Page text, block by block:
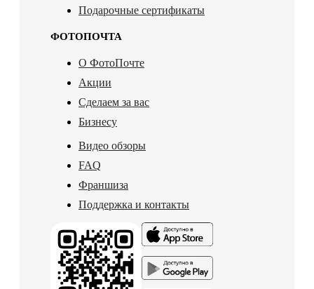
Подарочные сертификаты
ФОТОПОЧТА
О ФотоПочте
Акции
Сделаем за вас
Бизнесу
Видео обзоры
FAQ
Франшиза
Поддержка и контакты